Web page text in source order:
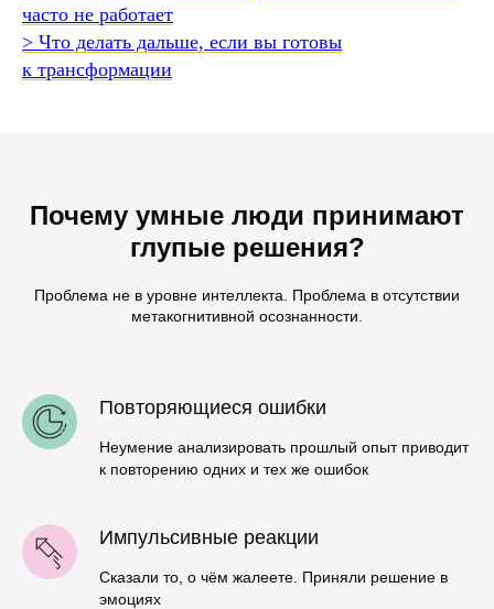
часто не работает
> Что делать дальше, если вы готовы
к трансформации
Почему умные люди принимают
глупые решения?
Проблема не в уровне интеллекта. Проблема в отсутствии
метакогнитивной осознанности.
Повторяющиеся ошибки
Неумение анализировать прошлый опыт приводит
к повторению одних и тех же ошибок
Импульсивные реакции
Сказали то, о чём жалеете. Приняли решение в
эмоциях